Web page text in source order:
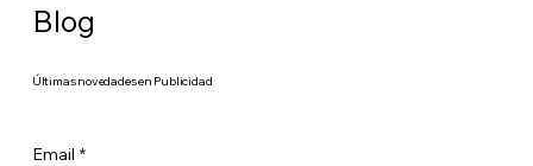
Blog
​Últimas novedades en Publicidad
Email *